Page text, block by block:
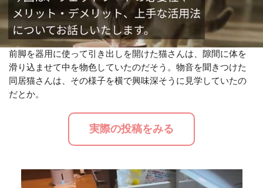
M
前脚を器用に使って引き出しを開けた猫さんは、隙間に体を
滑り込ませて中を物色していたのだそう。物音を聞きつけた
同居猫さんは、その様子を横で興味深そうに見学していたの
だとか。
実際の投稿をみる